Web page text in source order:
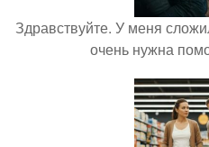
Здравствуйте. У меня
очень нужна